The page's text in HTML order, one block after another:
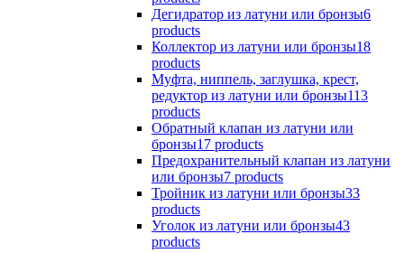
Дегидратор из латуни или бронзы6
products
Коллектор из латуни или бронзы18
products
Муфта, ниппель, заглушка, крест,
редуктор из латуни или бронзы113
products
Обратный клапан из латуни или
бронзы17 products
Предохранительный клапан из латуни
или бронзы7 products
Тройник из латуни или бронзы33
products
Уголок из латуни или бронзы43
products